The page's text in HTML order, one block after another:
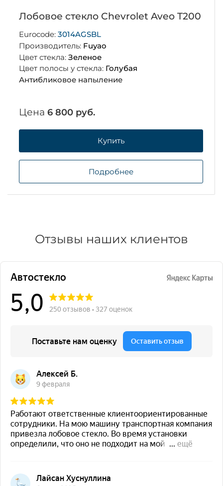
Лобовое стекло Chevrolet Aveo T200
Eurocode: 3014AGSBL
Производитель: Fuyao
Цвет стекла: Зеленое
Цвет полосы у стекла: Голубая
Антибликовое напыление
Цена 6 800 руб.
Купить
Подробнее
Отзывы наших клиентов